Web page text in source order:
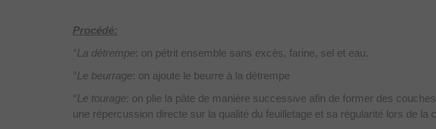
Procédé:
°La détrempe: on pétrit ensemble sans excès, farine, sel et eau.
°Le beurrage: on ajoute le beurre à la détrempe
°Le tourage: on plie la pâte de manière successive afin de former des
une répercussion directe sur la qualité du feuilletage et sa régularité lors de la